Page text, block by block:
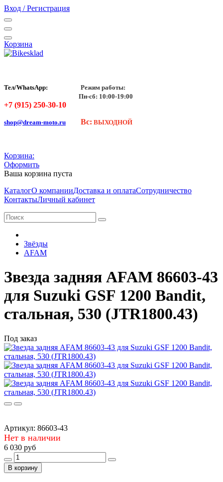
Вход / Регистрация
Корзина
Тел/WhatsApp:
Режим работы:
Пн-сб: 10:00-19:00
+7 (915) 250-30-10
shop@dream-moto.ru Вс: ВЫХОДНОЙ
Корзина:
Оформить
Ваша корзина пуста
КаталогО компанииДоставка и оплатаСотрудничество
КонтактыЛичный кабинет
Звёзды
AFAM
Звезда задняя AFAM 86603-43
для Suzuki GSF 1200 Bandit,
стальная, 530 (JTR1800.43)
Под заказ
Артикул: 86603-43
Нет в наличии
6 030 руб
В корзину